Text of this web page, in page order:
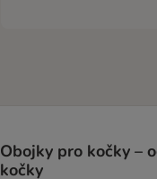
Obojky pro kočky –
kočky